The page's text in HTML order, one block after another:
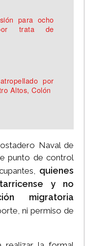
para ocho
trata de
por
Altos, Colón
Naval de
punto de control
quienes
y no
migratoria
ni permiso de